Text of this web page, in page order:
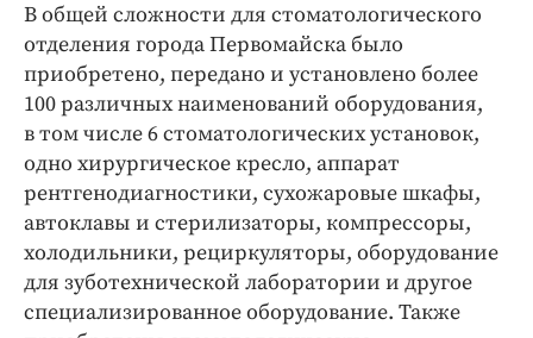
В общей сложности для стоматологического
отделения города Первомайска было
приобретено, передано и установлено более
100 различных наименований оборудования,
в том числе 6 стоматологических установок,
одно хирургическое кресло, аппарат
рентгенодиагностики, сухожаровые шкафы,
автоклавы и стерилизаторы, компрессоры,
холодильники, рециркуляторы, оборудование
для зуботехнической лаборатории и другое
специализированное оборудование. Также